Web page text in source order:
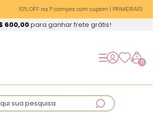
10% OFF na 1ª compra com cupom | PRIMEIRA10
600,00para ganhar frete grátis!
0
sua pesquisa